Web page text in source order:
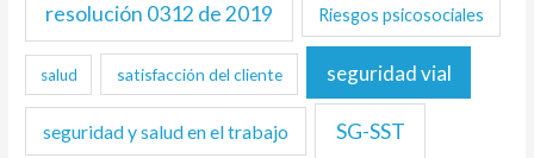
resolución 0312 de 2019 Riesgos psicosociales
salud satisfacción del cliente seguridad vial
seguridad y salud en el trabajo SG-SST